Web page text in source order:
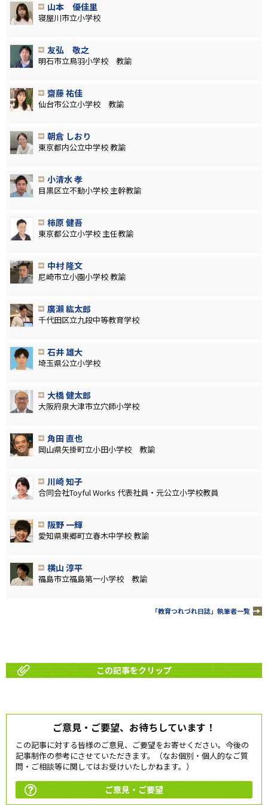
山本 優佳里
寝屋川市立小学校
友弘 敬之
明石市立鳥羽小学校 教諭
齋藤 祐佳
仙台市公立小学校 教諭
朝倉 しおり
東京都内公立中学校 教諭
小清水 孝
目黒区立不動小学校 主幹教諭
柿原 健吾
東京都公立小学校 主任教諭
中村 隆文
尼崎市立小園小学校 教諭
廣瀨 紘太郎
千代田区立九段中等教育学校
石井 雄大
埼玉県公立小学校
大橋 健太郎
大阪府泉大津市立穴師小学校
角田 直也
岡山県矢掛町立小田小学校 教諭
川崎 知子
合同会社Toyful Works 代表社員・元公立小学校教員
阪野 一輝
愛知県東郷町立春木中学校 教諭
横山 淳平
福島市立福島第一小学校 教諭
「教育つれづれ日誌」執筆者一覧
この記事をクリップ
ご意見・ご要望、お待ちしています！
この記事に対する皆様のご意見、ご要望をお寄せください。今後の
記事制作の参考にさせていただきます。（なお個別・個人的なご質
問・ご相談等に関してはお受けいたしかねます。）
ご意見・ご要望